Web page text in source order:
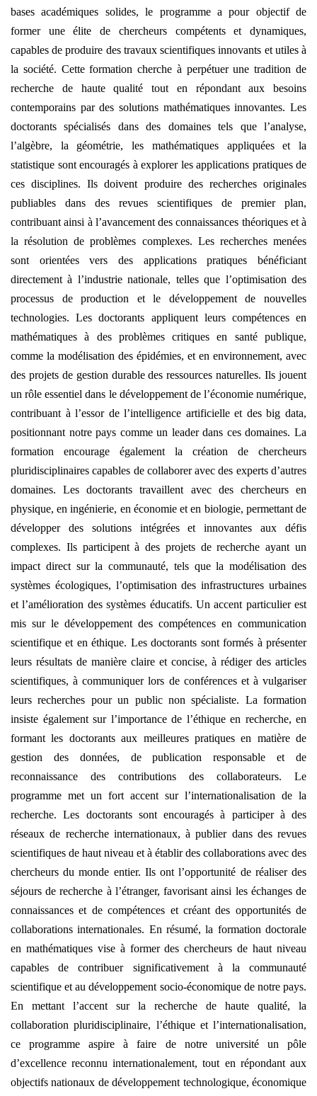
bases académiques solides, le programme a pour objectif de
former une élite de chercheurs compétents et dynamiques,
capables de produire des travaux scientifiques innovants et utiles à
la société. Cette formation cherche à perpétuer une tradition de
recherche de haute qualité tout en répondant aux besoins
contemporains par des solutions mathématiques innovantes. Les
doctorants spécialisés dans des domaines tels que l’analyse,
l’algèbre, la géométrie, les mathématiques appliquées et la
statistique sont encouragés à explorer les applications pratiques de
ces disciplines. Ils doivent produire des recherches originales
publiables dans des revues scientifiques de premier plan,
contribuant ainsi à l’avancement des connaissances théoriques et à
la résolution de problèmes complexes. Les recherches menées
sont orientées vers des applications pratiques bénéficiant
directement à l’industrie nationale, telles que l’optimisation des
processus de production et le développement de nouvelles
technologies. Les doctorants appliquent leurs compétences en
mathématiques à des problèmes critiques en santé publique,
comme la modélisation des épidémies, et en environnement, avec
des projets de gestion durable des ressources naturelles. Ils jouent
un rôle essentiel dans le développement de l’économie numérique,
contribuant à l’essor de l’intelligence artificielle et des big data,
positionnant notre pays comme un leader dans ces domaines. La
formation encourage également la création de chercheurs
pluridisciplinaires capables de collaborer avec des experts d’autres
domaines. Les doctorants travaillent avec des chercheurs en
physique, en ingénierie, en économie et en biologie, permettant de
développer des solutions intégrées et innovantes aux défis
complexes. Ils participent à des projets de recherche ayant un
impact direct sur la communauté, tels que la modélisation des
systèmes écologiques, l’optimisation des infrastructures urbaines
et l’amélioration des systèmes éducatifs. Un accent particulier est
mis sur le développement des compétences en communication
scientifique et en éthique. Les doctorants sont formés à présenter
leurs résultats de manière claire et concise, à rédiger des articles
scientifiques, à communiquer lors de conférences et à vulgariser
leurs recherches pour un public non spécialiste. La formation
insiste également sur l’importance de l’éthique en recherche, en
formant les doctorants aux meilleures pratiques en matière de
gestion des données, de publication responsable et de
reconnaissance des contributions des collaborateurs. Le
programme met un fort accent sur l’internationalisation de la
recherche. Les doctorants sont encouragés à participer à des
réseaux de recherche internationaux, à publier dans des revues
scientifiques de haut niveau et à établir des collaborations avec des
chercheurs du monde entier. Ils ont l’opportunité de réaliser des
séjours de recherche à l’étranger, favorisant ainsi les échanges de
connaissances et de compétences et créant des opportunités de
collaborations internationales. En résumé, la formation doctorale
en mathématiques vise à former des chercheurs de haut niveau
capables de contribuer significativement à la communauté
scientifique et au développement socio-économique de notre pays.
En mettant l’accent sur la recherche de haute qualité, la
collaboration pluridisciplinaire, l’éthique et l’internationalisation,
ce programme aspire à faire de notre université un pôle
d’excellence reconnu internationalement, tout en répondant aux
objectifs nationaux de développement technologique, économique